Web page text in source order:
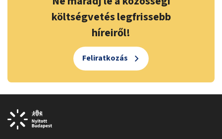
költségvetés legfrissebb
híreiről!
Feliratkozás